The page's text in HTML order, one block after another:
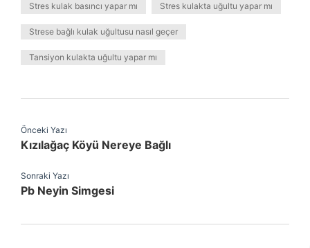
Stres kulak basıncı yapar mı Stres kulakta uğultu yapar mı
Strese bağlı kulak uğultusu nasıl geçer
Tansiyon kulakta uğultu yapar mı
Önceki Yazı
Kızılağaç Köyü Nereye Bağlı
Sonraki Yazı
Pb Neyin Simgesi